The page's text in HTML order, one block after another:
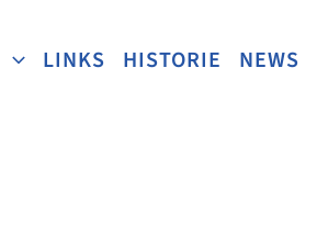
LINKS HISTORIE NEWS